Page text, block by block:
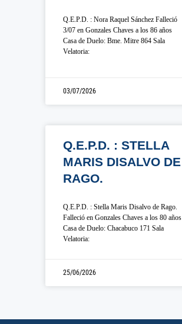
Q.E.P.D. : Nora Raquel Sánchez Falleció
3/07 en Gonzales Chaves a los 86 años
Casa de Duelo: Bme. Mitre 864 Sala
Velatoria:
03/07/2026
Q.E.P.D. : STELLA
MARIS DISALVO DE
RAGO.
Q.E.P.D. : Stella Maris Disalvo de Rago.
Falleció en Gonzales Chaves a los 80 años
Casa de Duelo: Chacabuco 171 Sala
Velatoria:
25/06/2026